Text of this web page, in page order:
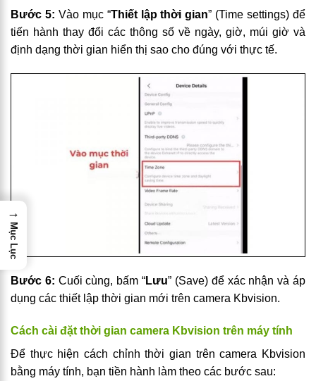
Bước 5: Vào mục “Thiết lập thời gian” (Time settings) để
tiến hành thay đổi các thông số về ngày, giờ, múi giờ và
định dạng thời gian hiển thị sao cho đúng với thực tế.
Bước 6: Cuối cùng, bấm “Lưu” (Save) để xác nhận và áp
dụng các thiết lập thời gian mới trên camera Kbvision.
Cách cài đặt thời gian camera Kbvision trên máy tính
Để thực hiện cách chỉnh thời gian trên camera Kbvision
bằng máy tính, bạn tiền hành làm theo các bước sau:
→
Mục Lục